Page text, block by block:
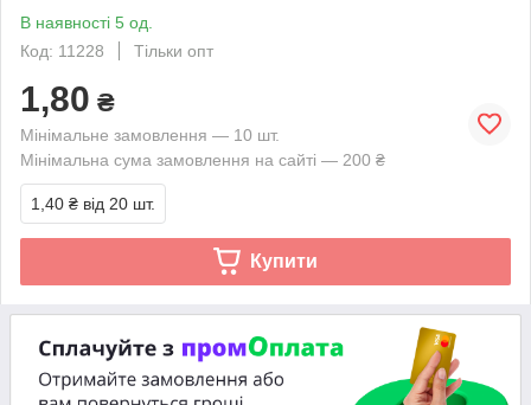
В наявності 5 од.
Код: 11228
Тільки опт
1,80 ₴
Мінімальне замовлення — 10 шт.
Мінімальна сума замовлення на сайті — 200 ₴
1,40 ₴ від 20 шт.
Купити